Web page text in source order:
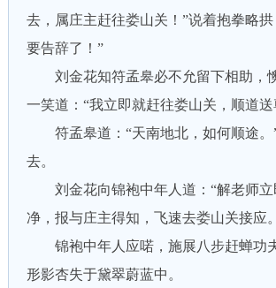
去，属庄主赶往娄山关！”说着抱拳略
要告辞了！”
刘金花知符孟皋必不允留下相助，
一笑道：“我立即就赶往娄山关，顺道
符孟皋道：“天南地北，如何顺途。
去。
刘金花向锦袍中年人道：“解老师立
净，报与庄主得知，飞速去娄山关接应
锦袍中年人应喏，施展八步赶蝉功夫
形影杏失于黛翠蔚蓝中。